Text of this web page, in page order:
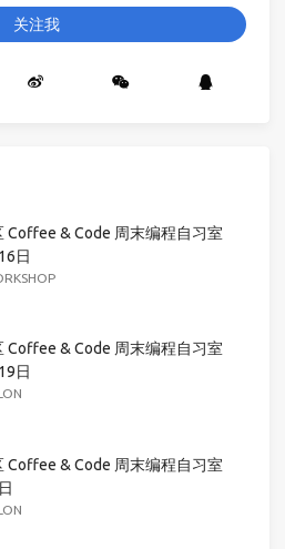
关注我
Coffee & Code 周末编程自习室
日
Coffee & Code 周末编程自习室
日
Coffee & Code 周末编程自习室